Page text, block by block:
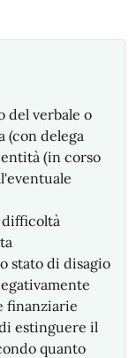
del verbale o
(con delega
(in corso
difficoltà
stato di disagio
finanziarie
estinguere il
quanto